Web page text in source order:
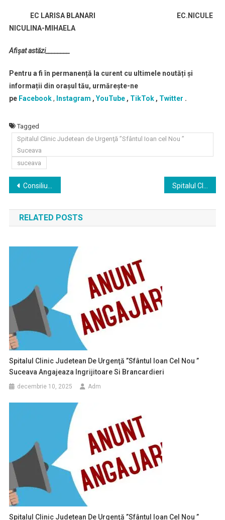
EC LARISA BLANARI EC.NICULE
NICULINA-MIHAELA
Afişat astăzi________
Pentru a fi în permanență la curent cu ultimele noutăți și
informații din orașul tău, urmărește-ne
peFacebook, Instagram , YouTube, TikTok, Twitter .
Tagged
Spitalul Clinic Judetean de Urgenţă ”Sfântul Ioan cel Nou ”
Suceava
suceava
Navigare
în
articole
Consiliul Județean Suceava anunță finalizarea cabinetului stomatologic pentru copii din Ambulatoriul Spitalului Clinic Județean Suceava
RELATED POSTS
Spitalul Clinic Judetean De Urgenţă ”Sfântul Ioan Cel Nou ”
Suceava Angajeaza Ingrijitoare Si Brancardieri
decembrie 10, 2025 Adm
Spitalul Clinic Judetean De Urgenţă ”Sfântul Ioan Cel Nou ”